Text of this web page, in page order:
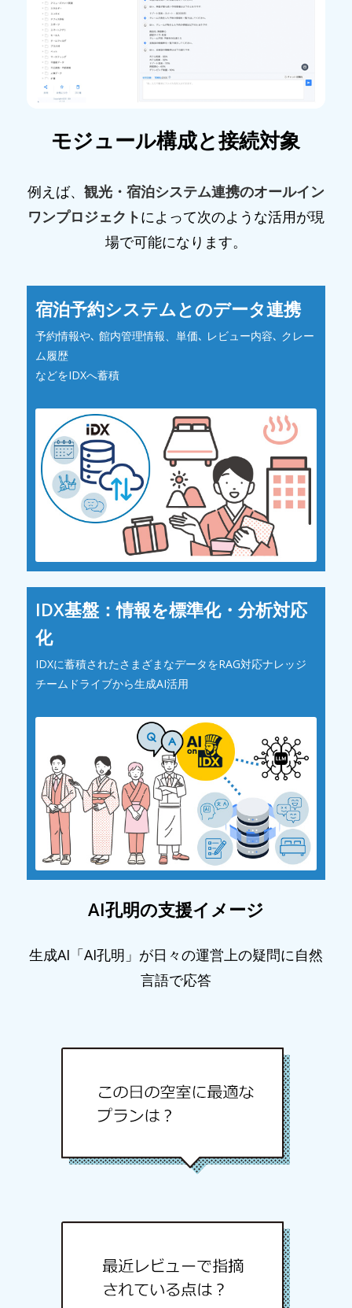
モジュール構成と接続対象
例えば、 観光・宿泊システム連携のオールイン
ワンプロジェクトによって次のような活用が現
場で可能になります。
宿泊予約システムとのデータ連携
予約情報や､ 館内管理情報、単価､ レビュー内容､ クレー
ム履歴
などをIDXへ蓄積
IDX基盤：情報を標準化・分析対応
化
IDXに蓄積されたさまざまなデータをRAG対応ナレッジ
チームドライブから生成AI活用
AI孔明の支援イメージ
生成AI「AI孔明」が日々の運営上の疑問に自然
言語で応答